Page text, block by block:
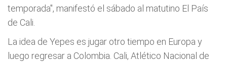
temporada", manifestó el sábado al matutino El Paí­s
de Cali.
La idea de Yepes es jugar otro tiempo en Europa y
luego regresar a Colombia. Cali, Atlético Nacional de